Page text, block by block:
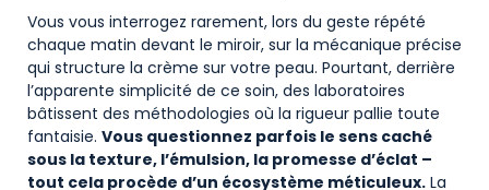
Vous vous interrogez rarement, lors du geste répété
chaque matin devant le miroir, sur la mécanique précise
qui structure la crème sur votre peau. Pourtant, derrière
l’apparente simplicité de ce soin, des laboratoires
bâtissent des méthodologies où la rigueur pallie toute
fantaisie. Vous questionnez parfois le sens caché
sous la texture, l’émulsion, la promesse d’éclat –
tout cela procède d’un écosystème méticuleux. La